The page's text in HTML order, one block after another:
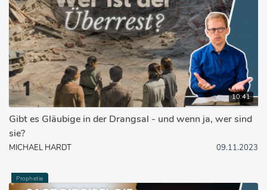
10:41
Gibt es Gläubige in der Drangsal - und wenn ja, wer sind
sie?
MICHAEL HARDT 09.11.2023
Prophetie